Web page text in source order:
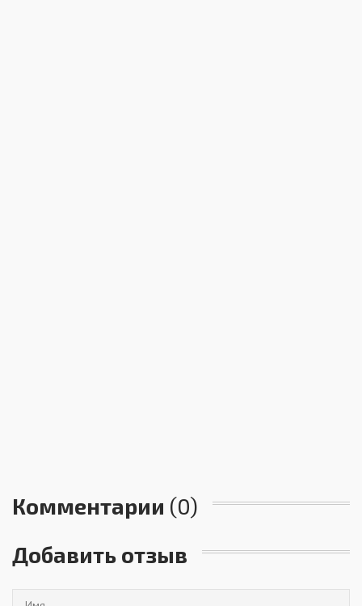
Комментарии (0)
Добавить отзыв